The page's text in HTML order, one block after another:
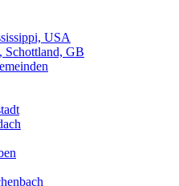
USA
Schottland, GB